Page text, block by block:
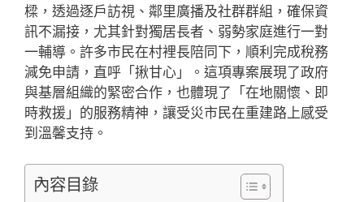
樑，透過逐戶訪視、鄰里廣播及社群群組，確保資
訊不漏接，尤其針對獨居長者、弱勢家庭進行一對
一輔導。許多市民在村裡長陪同下，順利完成稅務
減免申請，直呼「揪甘心」。這項專案展現了政府
與基層組織的緊密合作，也體現了「在地關懷、即
時救援」的服務精神，讓受災市民在重建路上感受
到溫馨支持。
內容目錄